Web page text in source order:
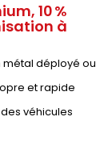
10 %
à
déployé ou
et rapide
véhicules